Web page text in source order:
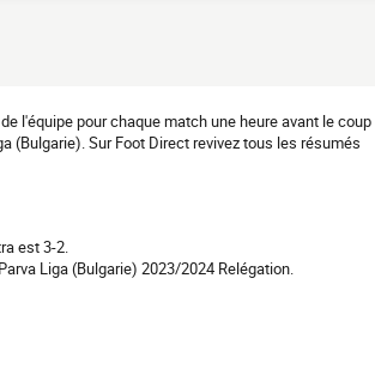
l'équipe pour chaque match une heure avant le coup
(Bulgarie). Sur Foot Direct revivez tous les résumés
est 3-2.
Liga (Bulgarie) 2023/2024 Relégation.